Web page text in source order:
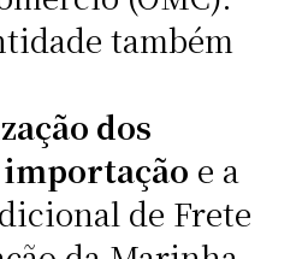
também
dos
importação e a
de Frete